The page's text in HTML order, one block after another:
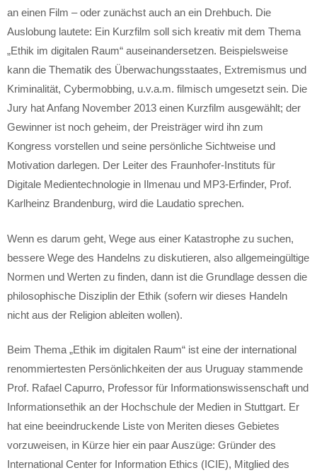
an einen Film – oder zunächst auch an ein Drehbuch. Die
Auslobung lautete: Ein Kurzfilm soll sich kreativ mit dem Thema
„Ethik im digitalen Raum“ auseinandersetzen. Beispielsweise
kann die Thematik des Überwachungsstaates, Extremismus und
Kriminalität, Cybermobbing, u.v.a.m. filmisch umgesetzt sein. Die
Jury hat Anfang November 2013 einen Kurzfilm ausgewählt; der
Gewinner ist noch geheim, der Preisträger wird ihn zum
Kongress vorstellen und seine persönliche Sichtweise und
Motivation darlegen. Der Leiter des Fraunhofer-Instituts für
Digitale Medientechnologie in Ilmenau und MP3-Erfinder, Prof.
Karlheinz Brandenburg, wird die Laudatio sprechen.
Wenn es darum geht, Wege aus einer Katastrophe zu suchen,
bessere Wege des Handelns zu diskutieren, also allgemeingültige
Normen und Werten zu finden, dann ist die Grundlage dessen die
philosophische Disziplin der Ethik (sofern wir dieses Handeln
nicht aus der Religion ableiten wollen).
Beim Thema „Ethik im digitalen Raum“ ist eine der international
renommiertesten Persönlichkeiten der aus Uruguay stammende
Prof. Rafael Capurro, Professor für Informationswissenschaft und
Informationsethik an der Hochschule der Medien in Stuttgart. Er
hat eine beeindruckende Liste von Meriten dieses Gebietes
vorzuweisen, in Kürze hier ein paar Auszüge: Gründer des
International Center for Information Ethics (ICIE), Mitglied des